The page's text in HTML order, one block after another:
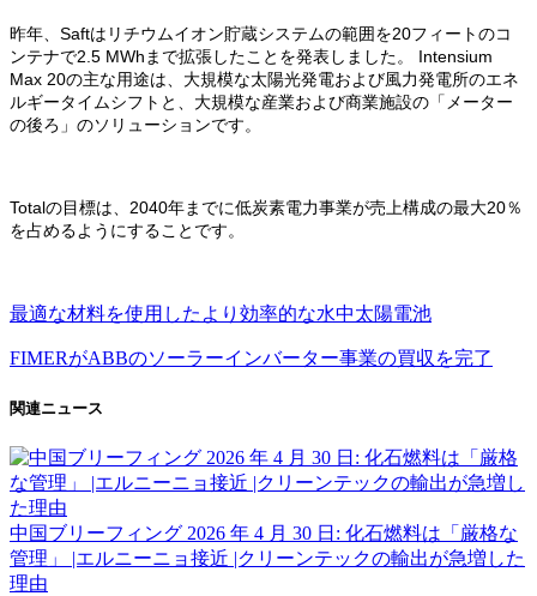
昨年、Saftはリチウムイオン貯蔵システムの範囲を20フィートのコ
ンテナで2.5 MWhまで拡張したことを発表しました。
Intensium
Max 20の主な用途は、大規模な太陽光発電および風力発電所のエネ
ルギータイムシフトと、大規模な産業および商業施設の「メーター
の後ろ」のソリューションです。
Totalの目標は、2040年までに低炭素電力事業が売上構成の最大20％
を占めるようにすることです。
最適な材料を使用したより効率的な水中太陽電池
FIMERがABBのソーラーインバーター事業の買収を完了
関連ニュース
中国ブリーフィング 2026 年 4 月 30 日: 化石燃料は「厳格な
管理」 |エルニーニョ接近 |クリーンテックの輸出が急増した
理由